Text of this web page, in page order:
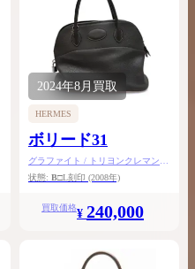
2024年8月 買取
HERMES
ボリード31
グラファイト / トリヨンクレマンス
/ シルバー金具
状態: B□L刻印 (2008年)
買取価格¥ 240,000